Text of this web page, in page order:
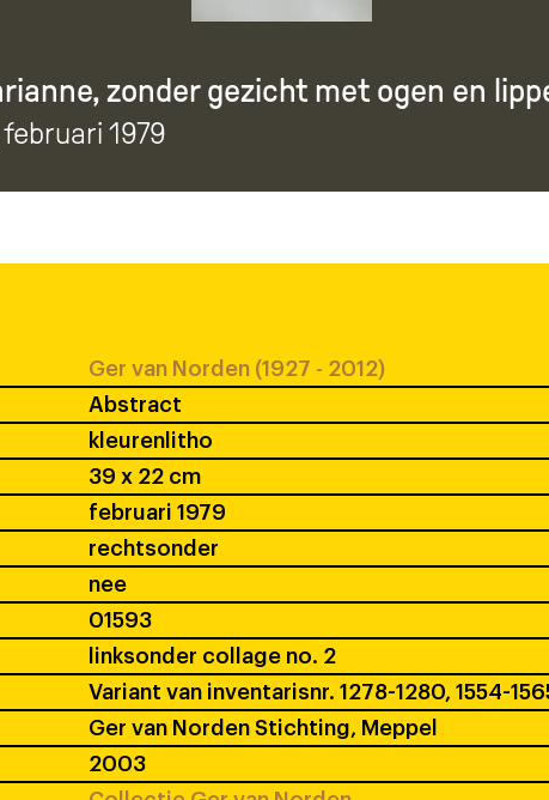
zonder gezicht met ogen en
februari 1979
Ger van Norden (1927 - 2012)
Abstract
kleurenlitho
39 x 22 cm
februari 1979
rechtsonder
nee
01593
linksonder collage no. 2
Variant van inventarisnr. 1278-1280, 1554-
Ger van Norden Stichting, Meppel
2003